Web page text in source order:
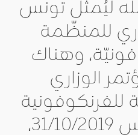
ليُمثّل تونس
للمنظّمة
وهناك
الوزاري
للفرنكوفونية
مساء يوم خميس 31/10/2019،